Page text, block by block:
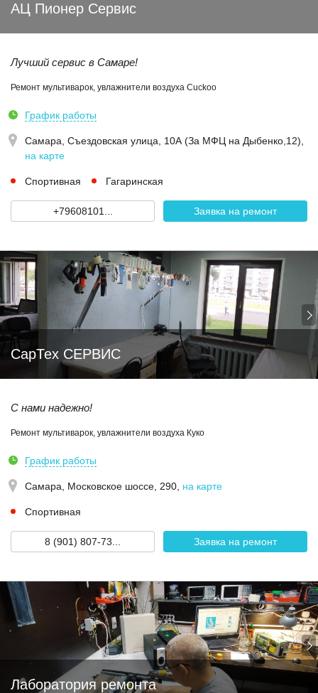
АЦ Пионер Сервис
Лучший сервис в Самаре!
Ремонт мультиварок, увлажнители воздуха Cuckoo
График работы
Самара, Съездовская улица, 10А (За МФЦ на Дыбенко,12)
на карте
Спортивная Гагаринская
+79608101... Заявка на ремонт
СарТех СЕРВИС
С нами надежно!
Ремонт мультиварок, увлажнители воздуха Куко
График работы
Самара, Московское шоссе, 290 на карте
Спортивная
8 (901) 807-73... Заявка на ремонт
Лаборатория ремонта